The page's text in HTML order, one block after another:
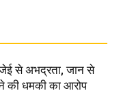
से अभद्रता, जान से
की धमकी का आरोप